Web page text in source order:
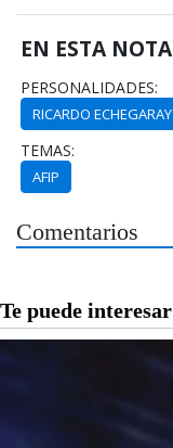
EN ESTA NOTA
PERSONALIDADES:
RICARDO ECHEGARAY
TEMAS:
AFIP
Comentarios